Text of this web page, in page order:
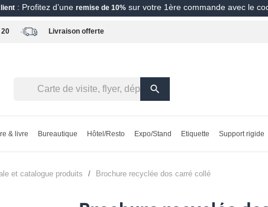
: Profitez d’une remise de 10% sur votre 1ère commande avec le
20 Livraison offerte
search
& livre Bureautique Hôtel/Resto Expo/Stand Etiquette Support rigide
et catalogue produits brochure recyclée dos carré collé